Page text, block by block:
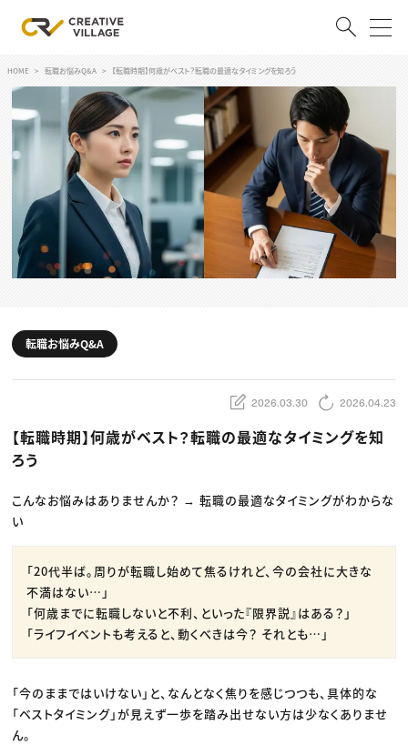
ログイン 会員登録
クリエイター求人を探す
CREATIVE JOB求人検索
特集求人
採用説明会
スキルアップしたい！
デザイン
編集・ライティング
マーケティング
ディレクション
業界解説・キャリア事情
TOP Creator’s コラム
Webクリエイター
アプリクリエイター
ゲームクリエイター
映像クリエイター
クリエイターインタビュー
C＆R Magazine
セミナー
ニュース・トレンド トップ
Web
ゲーム・エンタメ
広告
出版
CREATIVE VILLAGEからのお知らせ
プロフェッショナル×つながる×メディア
HOME 転職お悩みQ&A 【転職時期】何歳がベスト？転職の最適なタイミングを知ろう
転職お悩みQ&A
2026.03.30 2026.04.23
【転職時期】何歳がベスト？転職の最適なタイミングを知
ろう
こんなお悩みはありませんか？ → 転職の最適なタイミングがわからな
い
「20代半ば。周りが転職し始めて焦るけれど、今の会社に大きな
不満はない…」
「何歳までに転職しないと不利、といった『限界説』はある？」
「ライフイベントも考えると、動くべきは今？ それとも…」
「今のままではいけない」と、なんとなく焦りを感じつつも、具体的な
「ベストタイミング」が見えず一歩を踏み出せない方は少なくありませ
ん。